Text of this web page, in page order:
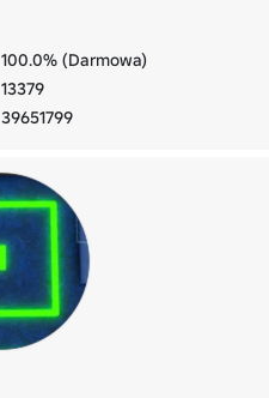
100.0% (Darmowa)
13379
39651799